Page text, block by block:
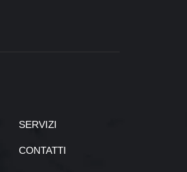
SERVIZI
CONTATTI